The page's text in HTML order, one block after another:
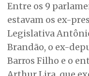
Entre os 9
estavam os ex-
Legislativa
Brandão, o ex-
Barros Filho e o